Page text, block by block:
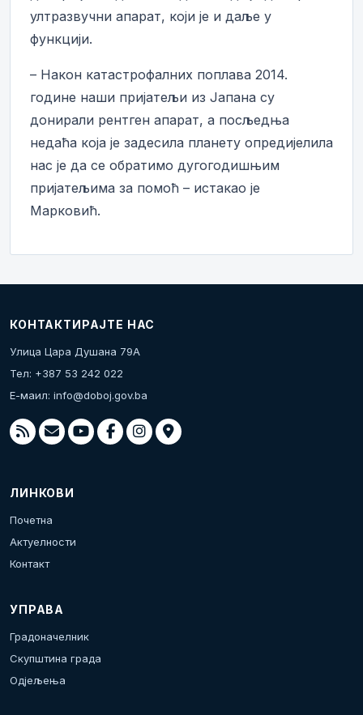
ултразвучни апарат, који је и даље у
функцији.
– Након катастрофалних поплава 2014.
године наши пријатељи из Јапана су
донирали рентген апарат, а посљедња
недаћа која је задесила планету опредијелила
нас је да се обратимо дугогодишњим
пријатељима за помоћ – истакао је
Марковић.
КОНТАКТИРАЈТЕ НАС
Улица Цара Душана 79А
Тел: +387 53 242 022
Е-маил: info@doboj.gov.ba
ЛИНКОВИ
Почетна
Актуелности
Контакт
УПРАВА
Градоначелник
Скупштина града
Одјељења